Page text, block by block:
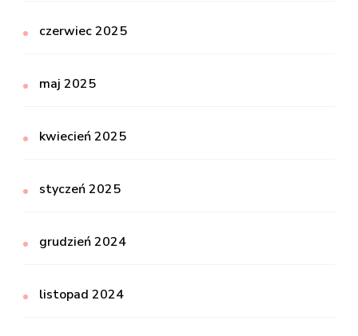
czerwiec 2025
maj 2025
kwiecień 2025
styczeń 2025
grudzień 2024
listopad 2024